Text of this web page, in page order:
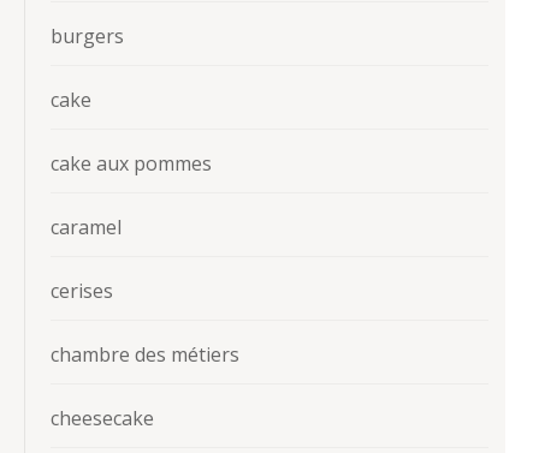
burgers
cake
cake aux pommes
caramel
cerises
chambre des métiers
cheesecake